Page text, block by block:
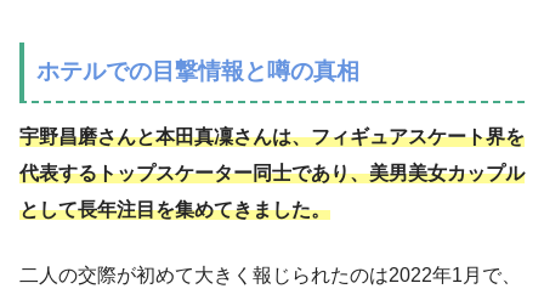
ホテルでの目撃情報と噂の真相
宇野昌磨さんと本田真凜さんは、フィギュアスケート界を
代表するトップスケーター同士であり、美男美女カップル
として長年注目を集めてきました。
二人の交際が初めて大きく報じられたのは2022年1月で、